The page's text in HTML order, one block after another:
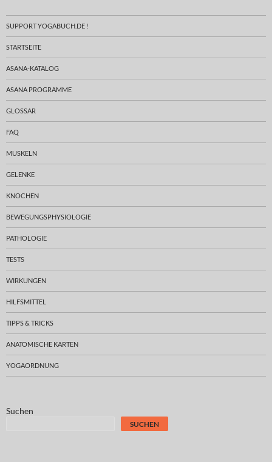
SUPPORT YOGABUCH.DE !
STARTSEITE
ASANA-KATALOG
ASANA PROGRAMME
GLOSSAR
FAQ
MUSKELN
GELENKE
KNOCHEN
BEWEGUNGSPHYSIOLOGIE
PATHOLOGIE
TESTS
WIRKUNGEN
HILFSMITTEL
TIPPS & TRICKS
ANATOMISCHE KARTEN
YOGAORDNUNG
Suchen
SUCHEN